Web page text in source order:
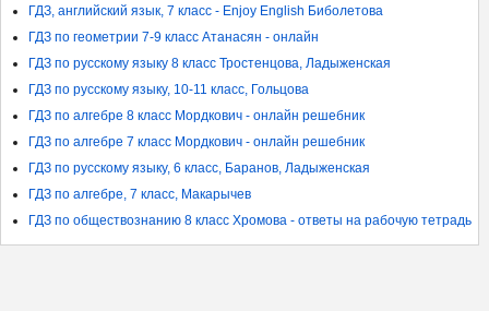
ГДЗ, английский язык, 7 класс - Enjoy English Биболетова
ГДЗ по геометрии 7-9 класс Атанасян - онлайн
ГДЗ по русскому языку 8 класс Тростенцова, Ладыженская
ГДЗ по русскому языку, 10-11 класс, Гольцова
ГДЗ по алгебре 8 класс Мордкович - онлайн решебник
ГДЗ по алгебре 7 класс Мордкович - онлайн решебник
ГДЗ по русскому языку, 6 класс, Баранов, Ладыженская
ГДЗ по алгебре, 7 класс, Макарычев
ГДЗ по обществознанию 8 класс Хромова - ответы на рабочую тетрадь